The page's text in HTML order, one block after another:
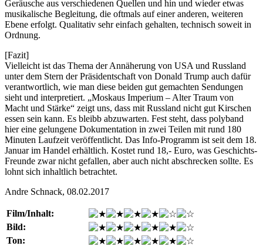
Geräusche aus verschiedenen Quellen und hin und wieder etwas
musikalische Begleitung, die oftmals auf einer anderen, weiteren
Ebene erfolgt. Qualitativ sehr einfach gehalten, technisch soweit in
Ordnung.
[Fazit]
Vielleicht ist das Thema der Annäherung von USA und Russland
unter dem Stern der Präsidentschaft von Donald Trump auch dafür
verantwortlich, wie man diese beiden gut gemachten Sendungen
sieht und interpretiert. „Moskaus Imperium – Alter Traum von
Macht und Stärke“ zeigt uns, dass mit Russland nicht gut Kirschen
essen sein kann. Es bleibb abzuwarten. Fest steht, dass polyband
hier eine gelungene Dokumentation in zwei Teilen mit rund 180
Minuten Laufzeit veröffentlicht. Das Info-Programm ist seit dem 18.
Januar im Handel erhältlich. Kostet rund 18,- Euro, was Geschichts-
Freunde zwar nicht gefallen, aber auch nicht abschrecken sollte. Es
lohnt sich inhaltlich betrachtet.
Andre Schnack, 08.02.2017
Film/Inhalt:
Bild:
Ton: